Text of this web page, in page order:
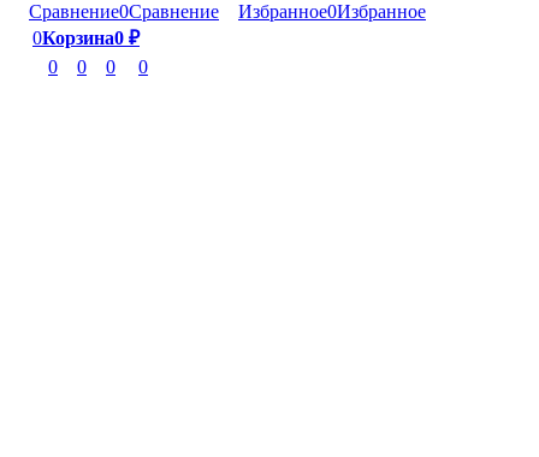
Сравнение0Сравнение Избранное0Избранное
0Корзина0 ₽
0
0 0 0